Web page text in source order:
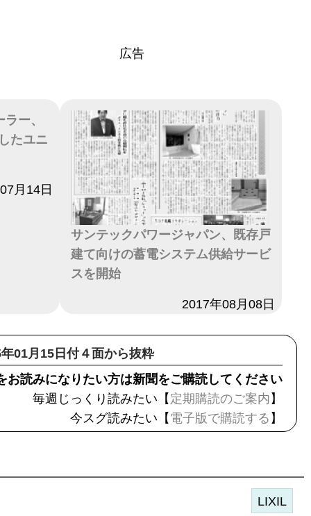
広告
ー、
たユニ
月14日
サンテックパワージャパン、既存戸
建て向けの蓄電システム供給サービ
スを開始
2017年08月08日
01月15日付４面から抜粋
お読みになりたい方は新聞をご購読してください
毎週じっくり読みたい【 定期購読のご案内 】
今スグ読みたい【 電子版で購読する 】
LIXIL